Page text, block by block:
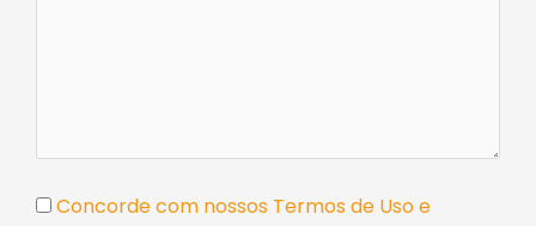
Concorde com nossos Termos de Uso e